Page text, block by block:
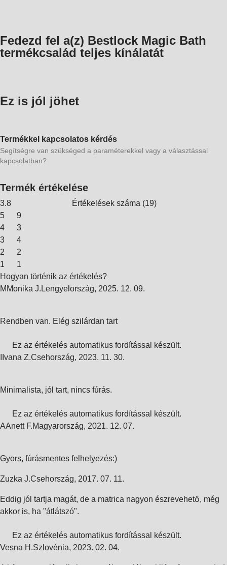
Fedezd fel a(z) Bestlock Magic Bath
termékcsalád teljes kínálatát
Ez is jól jöhet
Termékkel kapcsolatos kérdés
Segítségre van szükséged a paraméterekkel vagy a választással
kapcsolatban?
Termék értékelése
3.8 Értékelések száma (19)
5
9
4
3
3
4
2
2
1
1
Hogyan történik az értékelés?
M Monika J. Lengyelország, 2025. 12. 09.
Rendben van. Elég szilárdan tart
Ez az értékelés automatikus fordítással készült.
Ivana Z.Csehország, 2023. 11. 30.
Minimalista, jól tart, nincs fúrás.
Ez az értékelés automatikus fordítással készült.
AAnett F.Magyarország, 2021. 12. 07.
Gyors, fúrásmentes felhelyezés:)
Zuzka J.Csehország, 2017. 07. 11.
Eddig jól tartja magát, de a matrica nagyon észrevehető, még
akkor is, ha "átlátszó".
Ez az értékelés automatikus fordítással készült.
Vesna H.Szlovénia, 2023. 02. 04.